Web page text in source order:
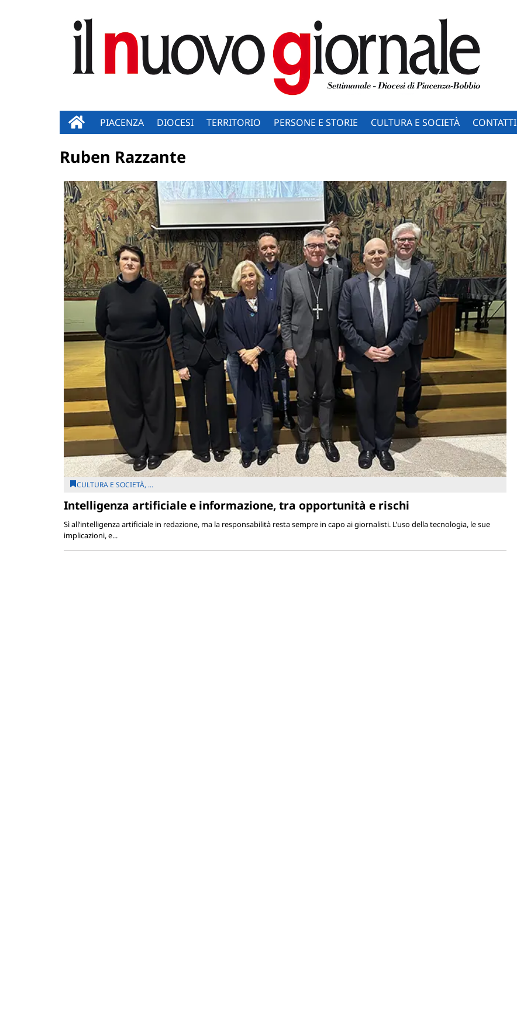
PIACENZA DIOCESI TERRITORIO PERSONE E STORIE CULTURA E SOCIETÀ CONTATTI
Ruben Razzante
CULTURA E SOCIETÀ, ...
Intelligenza artificiale e informazione, tra opportunità e rischi
Sì all’intelligenza artificiale in redazione, ma la responsabilità resta sempre in capo ai giornalisti. L’uso della tecnologia, le sue
implicazioni, e...